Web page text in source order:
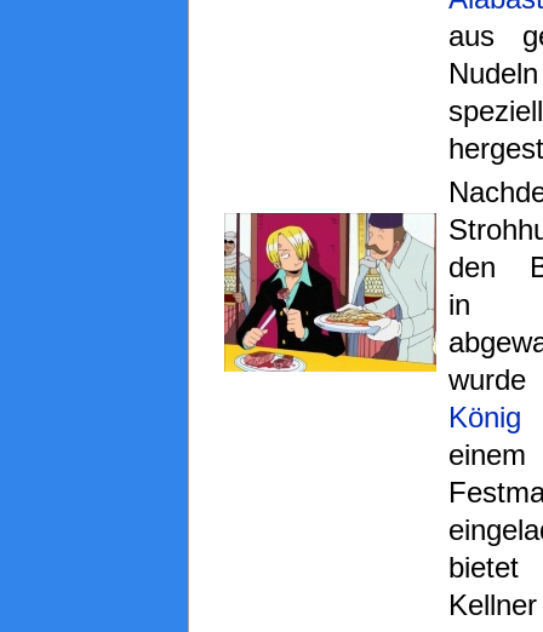
aus
den
in
König
bietet